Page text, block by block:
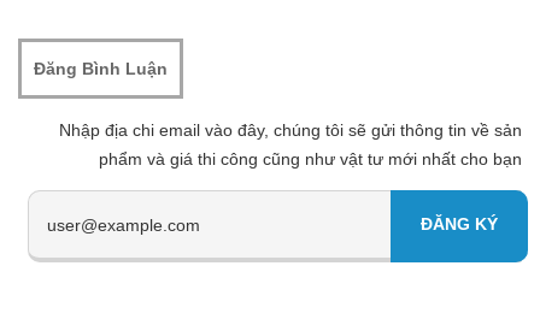
Nhập địa chi email vào đây, chúng tôi sẽ gửi thông tin về sản
phẩm và giá thi công cũng như vật tư mới nhất cho bạn